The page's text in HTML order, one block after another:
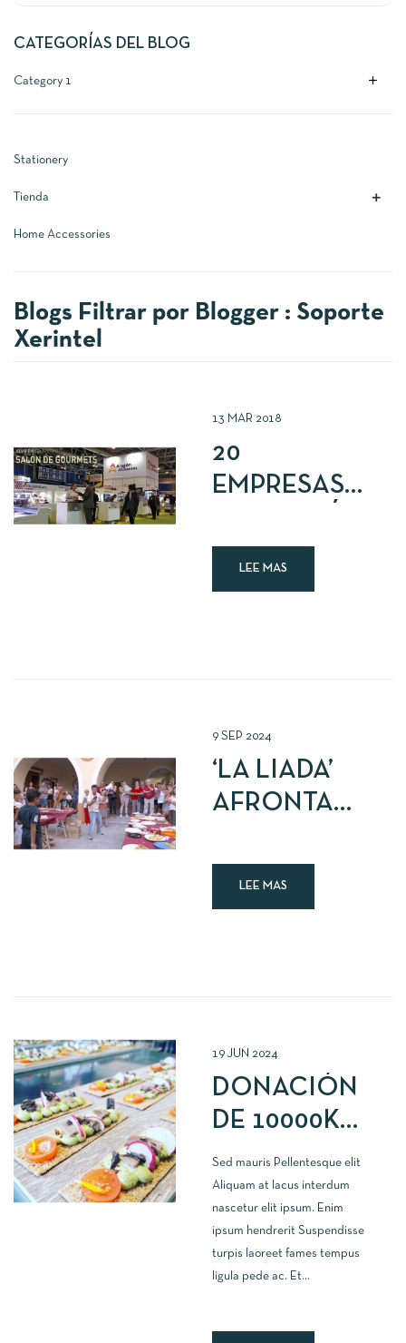
CATEGORÍAS DEL BLOG
Category 1 add
Stationery
Tienda 
Home Accessories
Blogs Filtrar por Blogger : Soporte
Xerintel
13 MAR 2018
20
EMPRESAS
EN SALÓN
LEE MAS
9 SEP 2024
‘LA LIADA’
AFRONTA
CON
LEE MAS
19 JUN 2024
DONACIÓN
DE 10000KG
DE
ALIMENTOS
Sed mauris Pellentesque elit
Aliquam at lacus interdum
nascetur elit ipsum. Enim
ipsum hendrerit Suspendisse
turpis laoreet fames tempus
ligula pede ac. Et...